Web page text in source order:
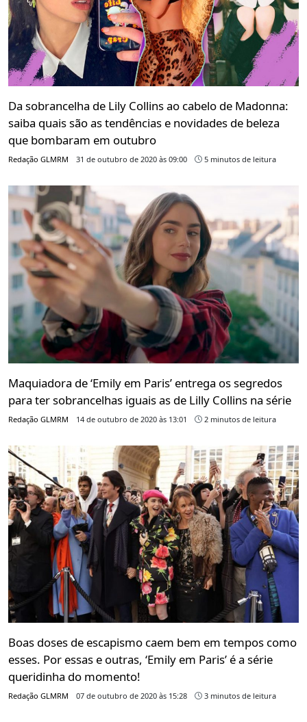
Da sobrancelha de Lily Collins ao cabelo de Madonna:
saiba quais são as tendências e novidades de beleza
que bombaram em outubro
Redação GLMRM 31 de outubro de 2020 às 09:00 5 minutos de leitura
Maquiadora de ‘Emily em Paris’ entrega os segredos
para ter sobrancelhas iguais as de Lilly Collins na série
Redação GLMRM 14 de outubro de 2020 às 13:01 2 minutos de leitura
Boas doses de escapismo caem bem em tempos como
esses. Por essas e outras, ‘Emily em Paris’ é a série
queridinha do momento!
Redação GLMRM 07 de outubro de 2020 às 15:28 3 minutos de leitura